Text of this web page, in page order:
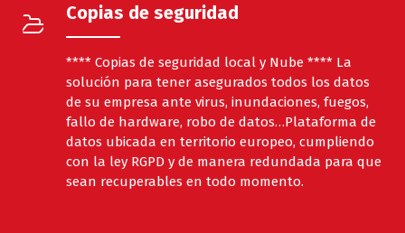
Copias de seguridad
**** Copias de seguridad local y Nube **** La
solución para tener asegurados todos los datos
de su empresa ante virus, inundaciones, fuegos,
fallo de hardware, robo de datos…Plataforma de
datos ubicada en territorio europeo, cumpliendo
con la ley RGPD y de manera redundada para que
sean recuperables en todo momento.